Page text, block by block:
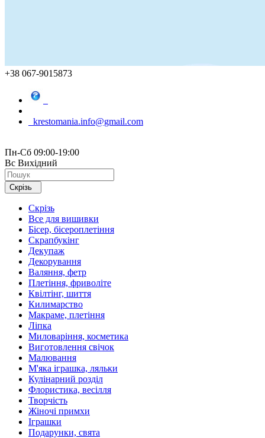
+38 067-9015873
krestomania.info@gmail.com
Пн-Сб 09:00-19:00
Вс Вихідний
Скрізь
Скрізь
Все для вишивки
Бісер, бісероплетіння
Скрапбукінг
Декупаж
Декорування
Валяння, фетр
Плетіння, фриволіте
Квілтінг, шиття
Килимарство
Макраме, плетіння
Ліпка
Миловаріння, косметика
Виготовлення свічок
Малювання
М'яка іграшка, ляльки
Кулінарний розділ
Флористика, весілля
Творчість
Жіночі примхи
Іграшки
Подарунки, свята